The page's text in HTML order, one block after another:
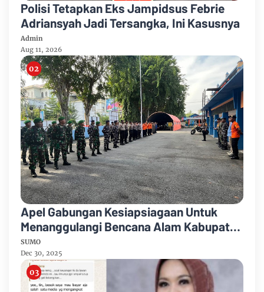
Polisi Tetapkan Eks Jampidsus Febrie
Adriansyah Jadi Tersangka, Ini Kasusnya
Admin
Aug 11, 2026
Apel Gabungan Kesiapsiagaan Untuk
Menanggulangi Bencana Alam Kabupaten
Bengkalis
SUMO
Dec 30, 2025